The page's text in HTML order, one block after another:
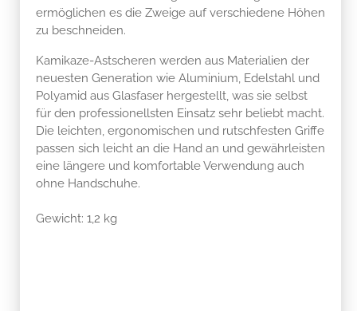
ermöglichen es die Zweige auf verschiedene Höhen
zu beschneiden.
Kamikaze-Astscheren werden aus Materialien der
neuesten Generation wie Aluminium, Edelstahl und
Polyamid aus Glasfaser hergestellt, was sie selbst
für den professionellsten Einsatz sehr beliebt macht.
Die leichten, ergonomischen und rutschfesten Griffe
passen sich leicht an die Hand an und gewährleisten
eine längere und komfortable Verwendung auch
ohne Handschuhe.
Gewicht: 1,2 kg